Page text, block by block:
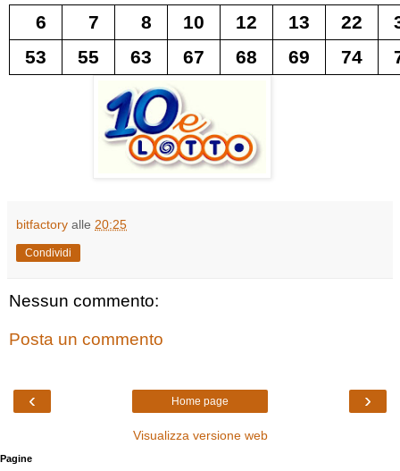
6 7 8 10 12 13 22
53
55 63 67 68 69 74
bitfactory alle 20:25
Condividi
Nessun commento:
Posta un commento
‹ ›
Home page
Visualizza versione web
Pagine